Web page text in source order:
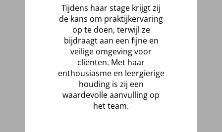
Tijdens haar stage krijgt zij
de kans om praktijkervaring
op te doen, terwijl ze
bijdraagt aan een fijne en
veilige omgeving voor
cliënten. Met haar
enthousiasme en leergierige
houding is zij een
waardevolle aanvulling op
het team.